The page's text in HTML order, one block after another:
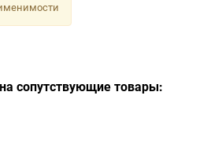
сопутствующие товары: